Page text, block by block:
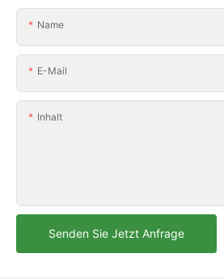
Name
E-Mail
Inhalt
Senden Sie Jetzt Anfrage